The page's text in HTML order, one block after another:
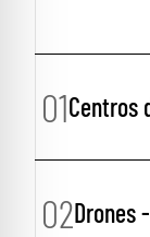
01Centros
02Drones